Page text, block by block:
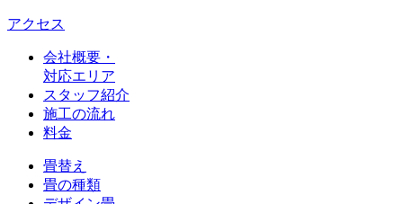
アクセス
会社概要・
対応エリア
スタッフ紹介
施工の流れ
料金
畳替え
畳の種類